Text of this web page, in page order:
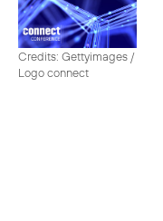
Credits: Gettyimages /
Logo connect